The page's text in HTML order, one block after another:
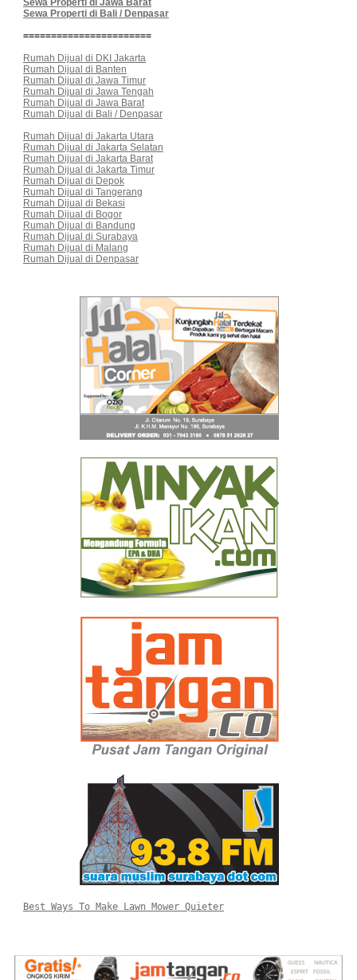
Sewa Properti di Jawa Barat
Sewa Properti di Bali / Denpasar
=======================
Rumah Dijual di DKI Jakarta
Rumah Dijual di Banten
Rumah Dijual di Jawa Timur
Rumah Dijual di Jawa Tengah
Rumah Dijual di Jawa Barat
Rumah Dijual di Bali / Denpasar
Rumah Dijual di Jakarta Utara
Rumah Dijual di Jakarta Selatan
Rumah Dijual di Jakarta Barat
Rumah Dijual di Jakarta Timur
Rumah Dijual di Depok
Rumah Dijual di Tangerang
Rumah Dijual di Bekasi
Rumah Dijual di Bogor
Rumah Dijual di Bandung
Rumah Dijual di Surabaya
Rumah Dijual di Malang
Rumah Dijual di Denpasar
Best Ways To Make Lawn Mower Quieter